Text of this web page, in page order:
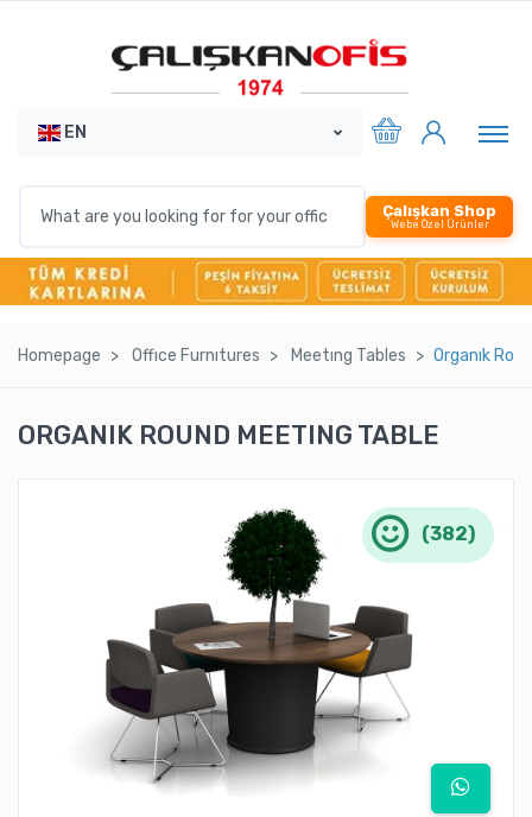
EN
Çalışkan Shop
Webe Özel Ürünler
Homepage Offıce Furnıtures Meetıng Tables Organık
ORGANIK ROUND MEETING TABLE
(382)